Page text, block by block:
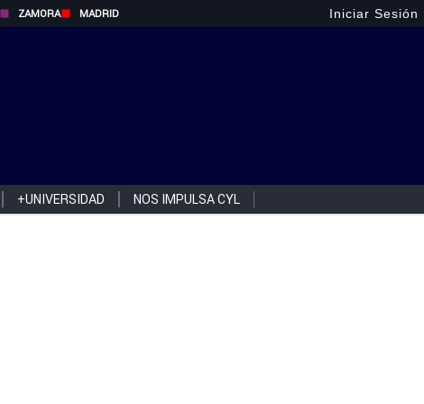
ZAMORA MADRID Iniciar Sesión
+UNIVERSIDAD NOS IMPULSA CYL